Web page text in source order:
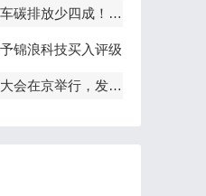
成！能链智电助推新能源汽车普及
锦浪科技买入评级
发布全球首个全平台量子软硬一体解